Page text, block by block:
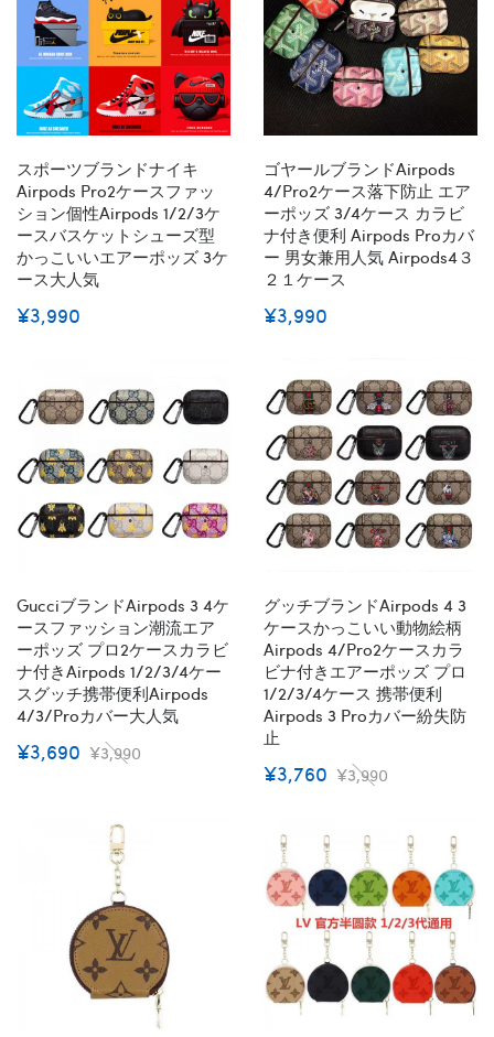
スポーツブランドナイキ
Airpods Pro2ケースファッ
ション個性airpods 1/2/3ケ
ースバスケットシューズ型
かっこいいエアーポッズ 3ケ
ース大人気
¥3,990
ゴヤールブランドairpods
4/pro2ケース落下防止 エア
ーポッズ 3/4ケース カラビ
ナ付き便利 Airpods Proカバ
ー 男女兼用人気 Airpods4３
２１ケース
¥3,990
Gucciブランドairpods 3 4ケ
ースファッション潮流エア
ーポッズ プロ2ケースカラビ
ナ付きairpods 1/2/3/4ケー
スグッチ携帯便利airpods
4/3/proカバー大人気
¥3,690 ¥3,990
グッチブランドairpods 4 3
ケースかっこいい動物絵柄
Airpods 4/pro2ケースカラ
ビナ付きエアーポッズ プロ
1/2/3/4ケース 携帯便利
Airpods 3 Proカバー紛失防
止
¥3,760 ¥3,990